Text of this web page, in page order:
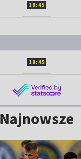
18:45
18:45
Najnowsze